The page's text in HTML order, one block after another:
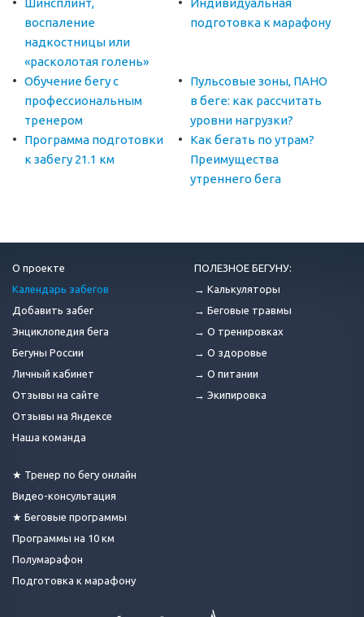
Шинсплинт,
воспаление
надкостницы или
«расколотая голень»
Индивидуальная
подготовка к марафону
Обучение бегу с
профессиональным
тренером
Пульсовые зоны, ПАНО
в беге: как рассчитать
уровни нагрузки?
Программа подготовки
к забегу 21.1 км
Как бегать по утрам?
Преимущества
утреннего бега
О проекте
Календарь забегов
Добавить забег
Энциклопедия бега
Бегуны России
Личный кабинет
Отзывы на сайте
Отзывы на Яндексе
Наша команда
★ Тренер по бегу онлайн
Видео-консультация
★ Беговые программы
Программы на 10 км
Полумарафон
Подготовка к марафону
ПОЛЕЗНОЕ БЕГУНУ:
→ Калькуляторы
→ Беговые травмы
→ О тренировках
→ О здоровье
→ О питании
→ Экипировка